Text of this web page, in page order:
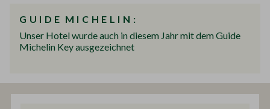
G U I D E M I C H E L I N :
Unser Hotel wurde auch in diesem Jahr mit dem Guide
Michelin Key ausgezeichnet